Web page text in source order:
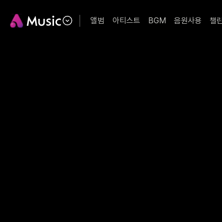
앨범 아티스트 BGM 음원사용 챌